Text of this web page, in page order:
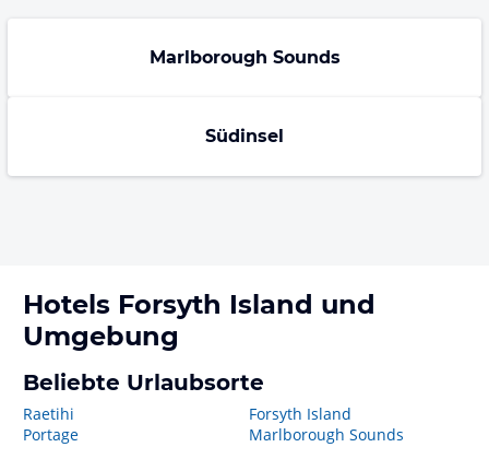
Marlborough Sounds
Südinsel
Hotels Forsyth Island und
Umgebung
Beliebte Urlaubsorte
Raetihi
Portage
Forsyth Island
Marlborough Sounds